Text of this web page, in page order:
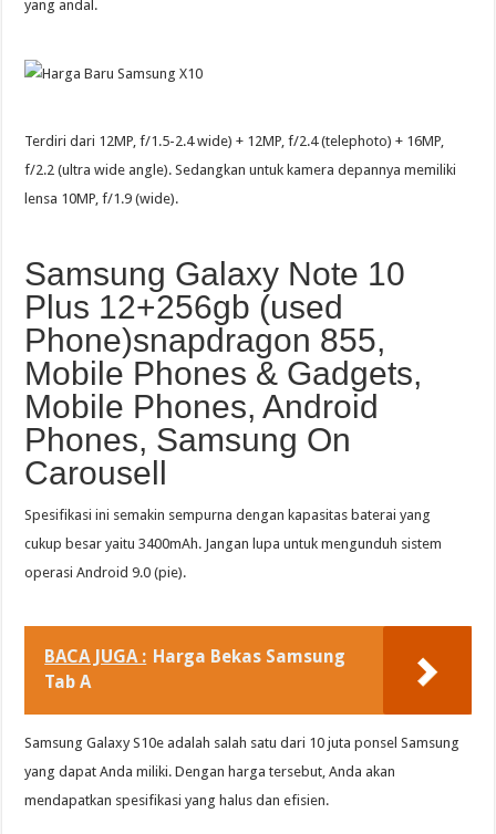
yang andal.
Terdiri dari 12MP, f/1.5-2.4 wide) + 12MP, f/2.4 (telephoto) + 16MP,
f/2.2 (ultra wide angle). Sedangkan untuk kamera depannya memiliki
lensa 10MP, f/1.9 (wide).
Samsung Galaxy Note 10
Plus 12+256gb (used
Phone)snapdragon 855,
Mobile Phones & Gadgets,
Mobile Phones, Android
Phones, Samsung On
Carousell
Spesifikasi ini semakin sempurna dengan kapasitas baterai yang
cukup besar yaitu 3400mAh. Jangan lupa untuk mengunduh sistem
operasi Android 9.0 (pie).
BACA JUGA : Harga Bekas Samsung
Tab A
Samsung Galaxy S10e adalah salah satu dari 10 juta ponsel Samsung
yang dapat Anda miliki. Dengan harga tersebut, Anda akan
mendapatkan spesifikasi yang halus dan efisien.